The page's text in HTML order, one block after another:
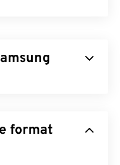
berkas raw
bagaimana
format